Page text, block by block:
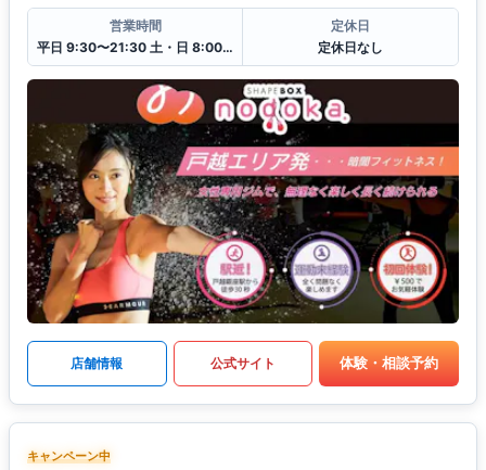
営業時間
平日 9:30〜21:30 土・日 8:00〜18:30
定休日
定休日なし
店舗情報 公式サイト 体験・相談予約
キャンペーン中